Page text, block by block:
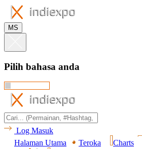
MS
Pilih bahasa anda
Log Masuk
Halaman Utama
Teroka Charts